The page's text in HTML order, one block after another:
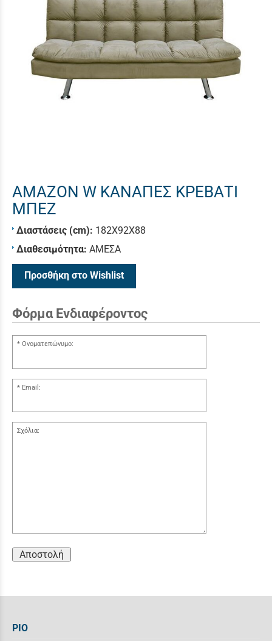
AMAZON W ΚΑΝΑΠΕΣ ΚΡΕΒΑΤΙ
ΜΠΕΖ
Διαστάσεις (cm): 182Χ92Χ88
Διαθεσιμότητα: ΑΜΕΣΑ
Προσθήκη στο Wishlist
Φόρμα Ενδιαφέροντος
Ονοματεπώνυμο:
Email:
Σχόλια:
Αποστολή
ΡΙΟ